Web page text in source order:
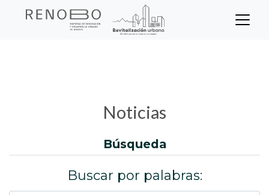
Sitio Web Empresa de
Noticias
Noticias
búsqueda
Buscar por palabras: